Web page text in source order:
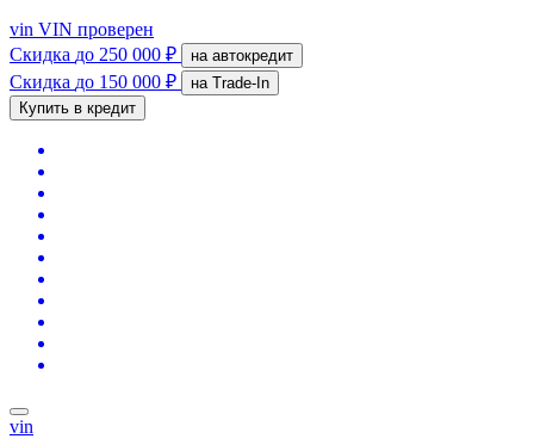
vin VIN проверен
Скидка до 250 000 ₽ на автокредит
Скидка до 150 000 ₽
на Trade-In
Купить в кредит
vin